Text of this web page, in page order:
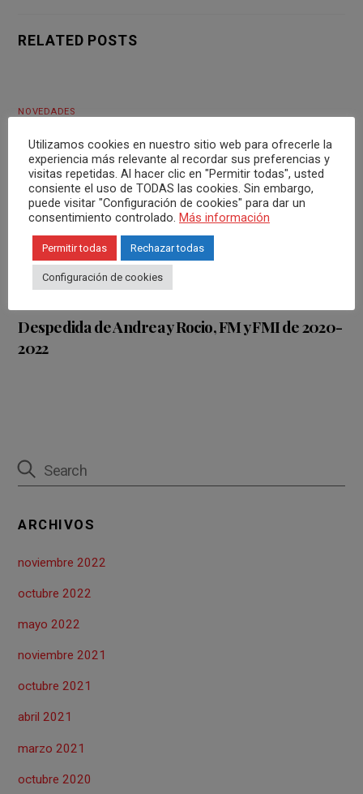
RELATED POSTS
NOVEDADES
NOVEDADES
Despedida de Andrea y Rocio, FM y FMI de 2020-
2022
ARCHIVOS
noviembre 2022
octubre 2022
mayo 2022
noviembre 2021
octubre 2021
abril 2021
marzo 2021
octubre 2020
Utilizamos cookies en nuestro sitio web para ofrecerle la
experiencia más relevante al recordar sus preferencias y
visitas repetidas. Al hacer clic en "Permitir todas", usted
consiente el uso de TODAS las cookies. Sin embargo,
puede visitar "Configuración de cookies" para dar un
consentimiento controlado. Más información
Permitir todas Rechazar todas
Configuración de cookies